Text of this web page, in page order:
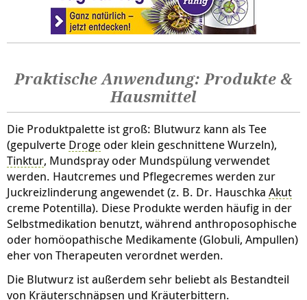
Praktische Anwendung: Produkte &
Hausmittel
Die Produktpalette ist groß: Blutwurz kann als Tee
(gepulverte Droge oder klein geschnittene Wurzeln),
Tinktur, Mundspray oder Mundspülung verwendet
werden. Hautcremes und Pflegecremes werden zur
Juckreizlinderung angewendet (z. B. Dr. Hauschka Akut
creme Potentilla). Diese Produkte werden häufig in der
Selbstmedikation benutzt, während anthroposophische
oder homöopathische Medikamente (Globuli, Ampullen)
eher von Therapeuten verordnet werden.
Die Blutwurz ist außerdem sehr beliebt als Bestandteil
von Kräuterschnäpsen und Kräuterbittern.